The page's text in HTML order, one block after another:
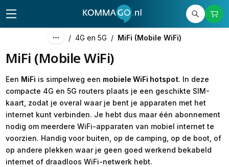
/ 4G en 5G / MiFi (Mobile WiFi)
MiFi (Mobile WiFi)
Een MiFi is simpelweg een mobiele WiFi hotspot. In deze
compacte 4G en 5G routers plaats je een geschikte SIM-
kaart, zodat je overal waar je bent je apparaten met het
internet kunt verbinden. Je hebt dus maar één abonnement
nodig om meerdere WiFi-apparaten van mobiel internet te
voorzien. Handig voor buiten, op de camping, op de boot, of
op andere plekken waar je geen goed werkend bekabeld
internet of draadloos WiFi-netwerk hebt.